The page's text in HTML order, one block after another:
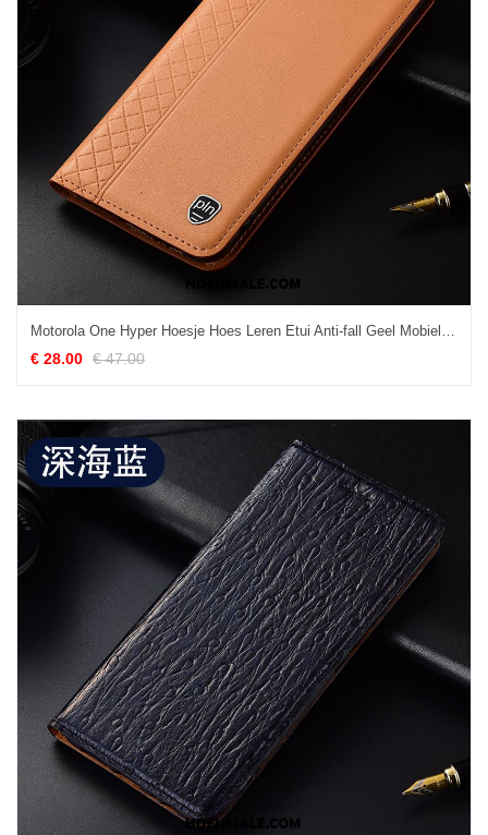
Motorola One Hyper Hoesje Hoes Leren Etui Anti-fall Geel Mobiele Telefoon Sale
€ 28.00 € 47.00